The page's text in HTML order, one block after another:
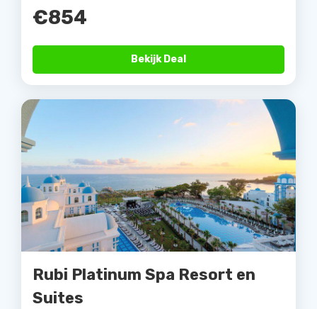
€854
Bekijk Deal
Rubi Platinum Spa Resort en
Suites